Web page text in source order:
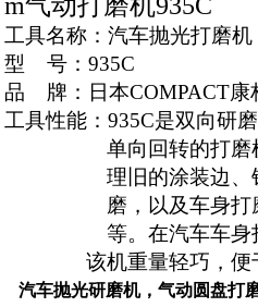
m气动打磨机935C
工具名称：汽车抛光打磨机
型
号：935C
品
牌：日本COMPACT康
工具性能：935C是双向研
单向回转的打磨
理旧的涂装边、
磨，以及车身
等。在汽车车身
该机重量轻巧，便
汽车抛光研磨机，气动圆盘打